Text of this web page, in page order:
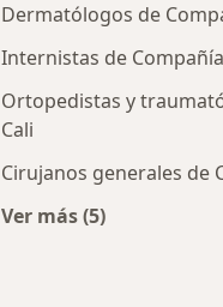
Dermatólogos de
Internistas de
Ortopedistas y
Cali
Cirujanos generales de
Ver más (5)